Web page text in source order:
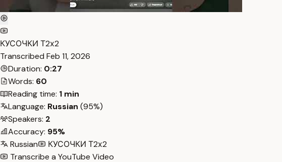
КУСОЧКИ Т2х2
Transcribed Feb 11, 2026
Duration: 0:27
Words: 60
Reading time: 1 min
Language: Russian (95%)
Speakers: 2
Accuracy: 95%
Russian
КУСОЧКИ Т2х2
Transcribe a YouTube Video